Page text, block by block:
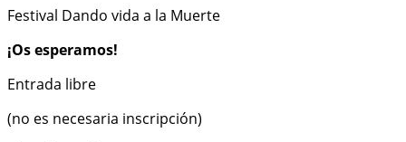
Festival Dando vida a la Muerte
¡Os esperamos!
Entrada libre
(no es necesaria inscripción)